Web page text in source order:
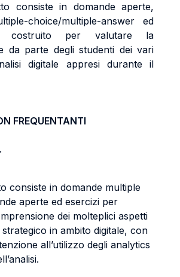
consiste in domande aperte,
choice/multiple-answer ed
costruito per valutare la
da parte degli studenti dei vari
digitale appresi durante il
FREQUENTANTI
consiste in domande multiple
aperte ed esercizi per
dei molteplici aspetti
in ambito digitale, con
all’utilizzo degli analytics